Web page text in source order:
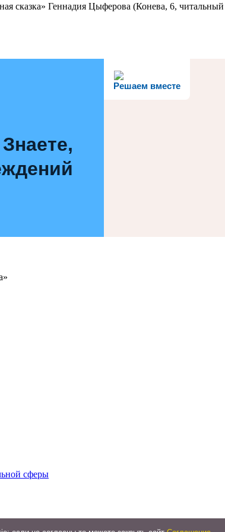
сказка» Геннадия Цыферова (Конева, 6, читальный
Решаем вместе
сферы